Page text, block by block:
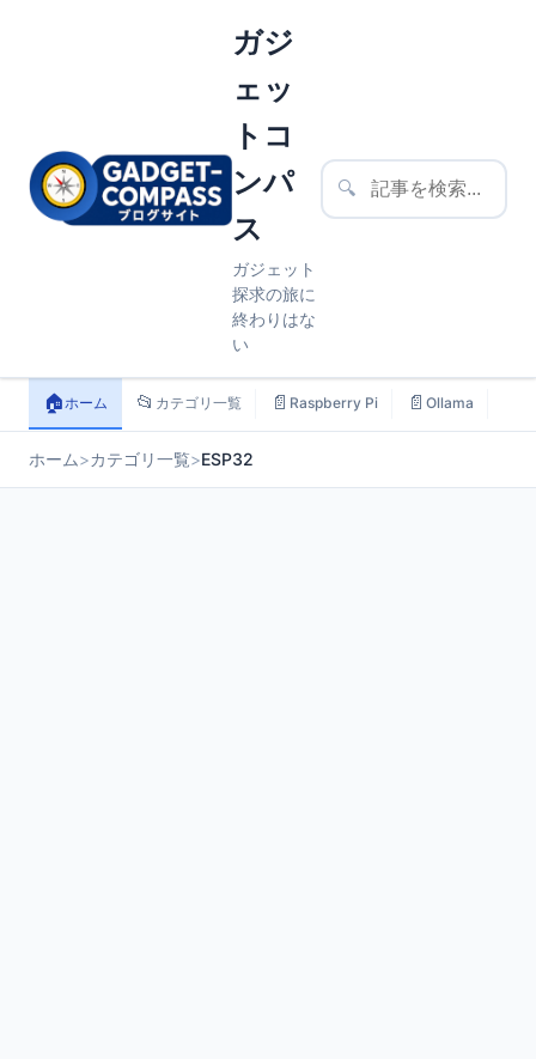
ガジ
ェッ
トコ
ンパ
ス
ガジェット
探求の旅に
終わりはな
い
🔍
🏠ホーム 📂 カテゴリ一覧 📄 Raspberry Pi 📄 Ollama
ホーム>カテゴリ一覧>ESP32